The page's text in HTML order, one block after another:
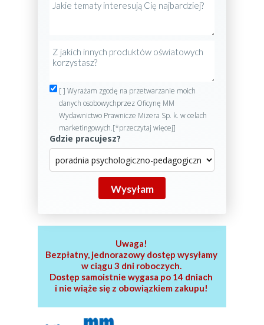
[ ] Wyrażam zgodę na przetwarzanie moich
danych osobowychprzez Oficynę MM
Wydawnictwo Prawnicze Mizera Sp. k. w celach
marketingowych.[*przeczytaj więcej]
Gdzie pracujesz?
Wysyłam
Uwaga!
Bezpłatny, jednorazowy dostęp wysyłamy
w ciągu 3 dni roboczych.
Dostęp samoistnie wygasa po 14 dniach
i nie wiąże się z obowiązkiem zakupu!